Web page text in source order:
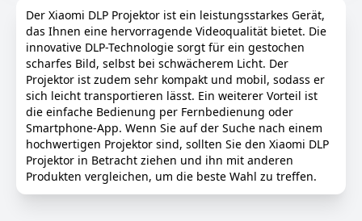
deckenhaltern und kann auch auf einem Tisch
platziert werden. Beamer standard-
schraubenbohrung von 1/4 zoll hat, die sicher
installiert werden kann. Da das bild um 180° gedreht
werden kann, kann es fast überall projiziert werden,
sei es im wohnzimmer, im schlafzimmer, im
tagungsraum oder im freien. Erleben sie
unterhaltung auf dem großen bildschirm jederzeit
und überall.
【Beamer is equipped with rich surround sound and
advanced cooling system】Beamer gerät verfügt über
❤Neueste WiFi6 -Technologie, 180 °Rotatable
tragbarer Projektor：Der Projektor benötigt keine
feste Installation und der Projektionswinkel kann
flexibel eingestellt werden. Das integrierte WLAN 6
bietet eine verbesserte Reaktionsfähigkeit und
verringert die Verzögerung, gewährleistet eine stabile
Übertragung von 4K-Streaming, reduziert den Puffer,
ist für Plattformen wie Netflix/YouTube geeignet und
ist ideal für Videokonferenzen und Echtzeit-
Anwendungen.
❤Einrichten der automatischen Trapezkorrektur：
Der Xiaomi DLP Projektor ist ein leistungsstarkes Gerät,
das Ihnen eine hervorragende Videoqualität bietet. Die
innovative DLP-Technologie sorgt für ein gestochen
scharfes Bild, selbst bei schwächerem Licht. Der
Projektor ist zudem sehr kompakt und mobil, sodass er
sich leicht transportieren lässt. Ein weiterer Vorteil ist
die einfache Bedienung per Fernbedienung oder
Smartphone-App. Wenn Sie auf der Suche nach einem
hochwertigen Projektor sind, sollten Sie den Xiaomi DLP
Projektor in Betracht ziehen und ihn mit anderen
Produkten vergleichen, um die beste Wahl zu treffen.